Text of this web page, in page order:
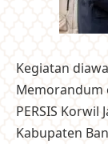
Kegiatan
Memorandum
PERSIS Korwil
Kabupaten